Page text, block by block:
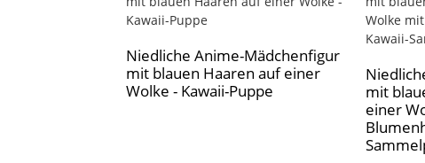
Niedliche Anime-Mädchenfigur
mit blauen Haaren auf einer
Wolke - Kawaii-Puppe
mit
einer